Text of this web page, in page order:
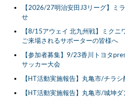
【2026/27明治安田J3リーグ】ミ
せ
【8/15アウェイ 北九州戦】ミク
ご来場されるサポーターの皆様へ
【参加者募集】9/23香川トヨタ
サッカー大会
【HT活動実施報告】丸亀市/チラ
【HT活動実施報告】丸亀市/城坤